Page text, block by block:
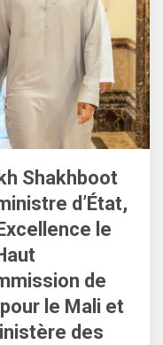
Shakhboot
d’État,
le
de
le Mali et
des